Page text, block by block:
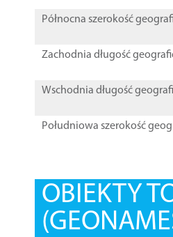
Północna szerokość
Zachodnia długość
Wschodnia długość
Południowa szerokość
OBIEKTY